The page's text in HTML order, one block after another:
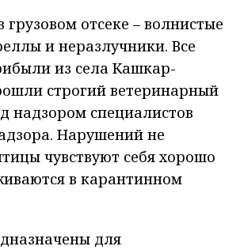
грузовом отсеке – волнистые
и неразлучники. Все
из села Кашкар-
строгий ветеринарный
надзором специалистов
Нарушений не
чувствуют себя хорошо
в карантинном
для